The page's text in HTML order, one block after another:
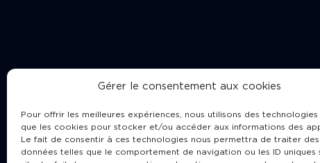
Gérer le consentement aux cookies
Pour offrir les meilleures expériences, nous utilisons des technologies
que les cookies pour stocker et/ou accéder aux informations des
Le fait de consentir à ces technologies nous permettra de traiter des
données telles que le comportement de navigation ou les ID uniques